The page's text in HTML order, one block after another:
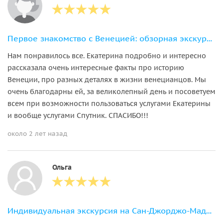
Первое знакомство с Венецией: обзорная экскурсия с посещением Дворца дожей
Нам понравилось все. Екатерина подробно и интересно
рассказала очень интересные факты про историю
Венеции, про разных деталях в жизни венецианцов. Мы
очень благодарны ей, за великолепный день и посоветуем
всем при возможности пользоваться услугами Екатерины
и вообще услугами Спутник. СПАСИБО!!!
около 2 лет назад
Ольга
Индивидуальная экскурсия на Сан-Джорджо-Маджоре